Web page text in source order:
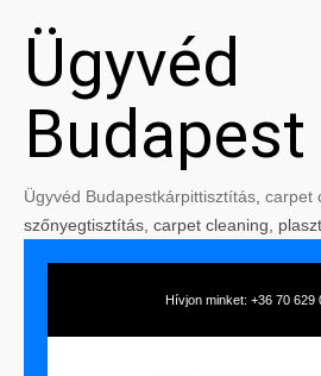
Ügyvéd
Budapest
Ügyvéd Budapestkárpittisztítás carpet
szőnyegtisztítás, carpet cleaning,
Hívjon minket: +36 70 629